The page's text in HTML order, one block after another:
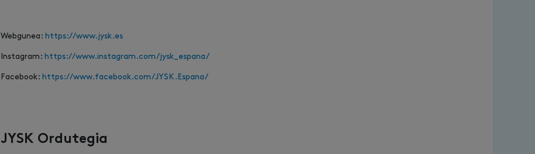
Webgunea: https://www.jysk.es
Instagram: https://www.instagram.com/jysk_espana/
Facebook: https://www.facebook.com/JYSK.Espana/
JYSK Ordutegia